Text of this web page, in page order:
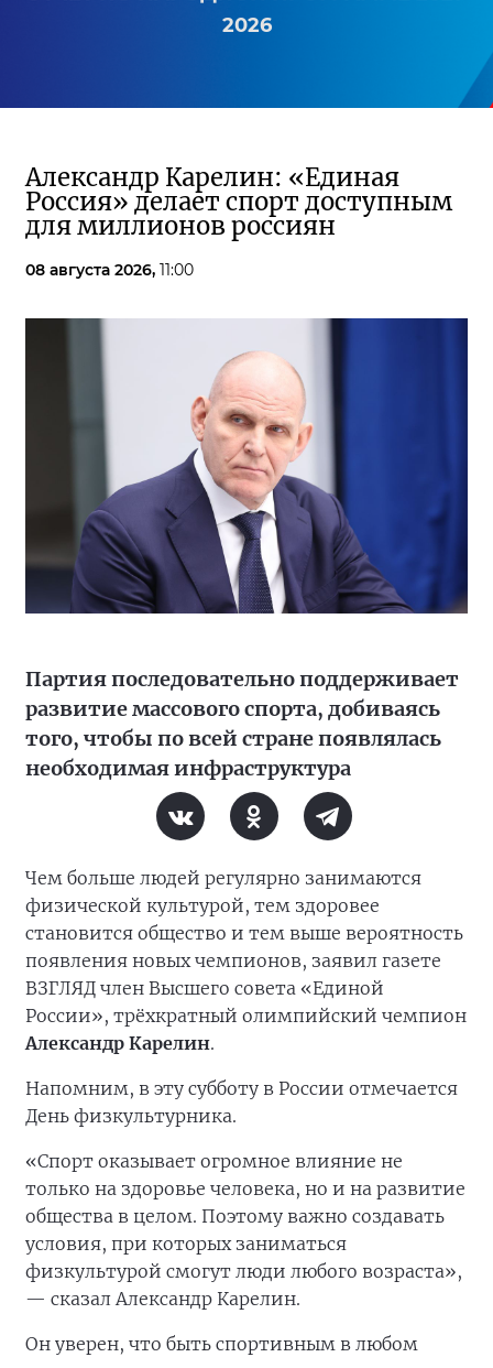
2026
Александр Карелин: «Единая
Россия» делает спорт доступным
для миллионов россиян
08 августа 2026, 11:00
Партия последовательно поддерживает
развитие массового спорта, добиваясь
того, чтобы по всей стране появлялась
необходимая инфраструктура
Чем больше людей регулярно занимаются
физической культурой, тем здоровее
становится общество и тем выше вероятность
появления новых чемпионов, заявил газете
ВЗГЛЯД член Высшего совета «Единой
России», трёхкратный олимпийский чемпион
Александр Карелин.
Напомним, в эту субботу в России отмечается
День физкультурника.
«Спорт оказывает огромное влияние не
только на здоровье человека, но и на развитие
общества в целом. Поэтому важно создавать
условия, при которых заниматься
физкультурой смогут люди любого возраста»,
— сказал Александр Карелин.
Он уверен, что быть спортивным в любом